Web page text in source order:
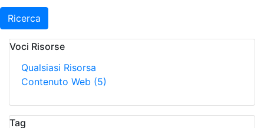
Ricerca
Voci Risorse
Qualsiasi Risorsa
Contenuto Web (5)
Tag